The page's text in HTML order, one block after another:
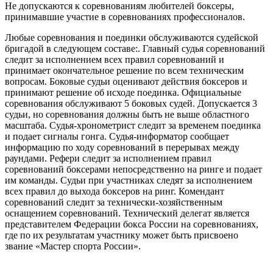
Не допускаются к соревнованиям любителей боксеры,
принимавшие участие в соревнованиях профессионалов.
Любые соревнования и поединки обслуживаются судейской
бригадой в следующем составе:. Главный судья соревнований
следит за исполнением всех правил соревнований и
принимает окончательное решение по всем техническим
вопросам. Боковые судьи оценивают действия боксеров и
принимают решение об исходе поединка. Официальные
соревнования обслуживают 5 боковых судей. Допускается 3
судьи, но соревнования должны быть не выше областного
масштаба. Судья-хронометрист следит за временем поединка
и подает сигналы гонга. Судья-информатор сообщает
информацию по ходу соревнований в перерывах между
раундами. Рефери следит за исполнением правил
соревнований боксерами непосредственно на ринге и подает
им команды. Судьи при участниках следят за исполнением
всех правил до выхода боксеров на ринг. Комендант
соревнований следит за технически-хозяйственным
оснащением соревнований. Технический делегат является
представителем Федерации бокса России на соревнованиях,
где по их результатам участнику может быть присвоено
звание «Мастер спорта России».